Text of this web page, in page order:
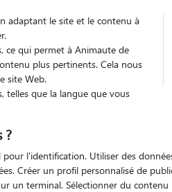
adaptant le site et le contenu à
ce qui permet à Animaute de
plus pertinents. Cela nous
site Web.
telles que la langue que vous
?
l'identification. Utiliser des
Créer un profil personnalisé de
un terminal. Sélectionner du